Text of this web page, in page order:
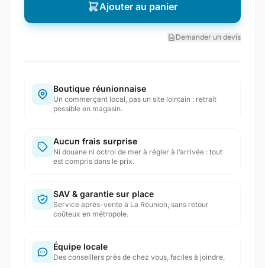
Ajouter au panier
Demander un devis
Boutique réunionnaise
Un commerçant local, pas un site lointain : retrait
possible en magasin.
Aucun frais surprise
Ni douane ni octroi de mer à régler à l’arrivée : tout
est compris dans le prix.
SAV & garantie sur place
Service après-vente à La Réunion, sans retour
coûteux en métropole.
Équipe locale
Des conseillers près de chez vous, faciles à joindre.